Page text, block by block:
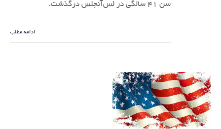
سن ۴۱ سالگی در لس‌آنجلس درگذشت.
ادامه مطلب